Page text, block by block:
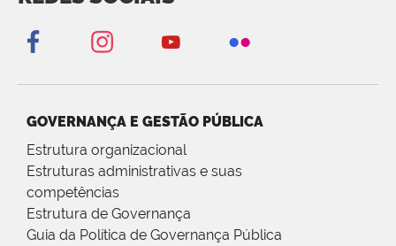
GOVERNANÇA E GESTÃO PÚBLICA
Estrutura organizacional
Estruturas administrativas e suas
competências
Estrutura de Governança
Guia da Política de Governança Pública